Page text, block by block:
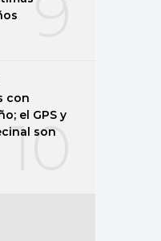
10
con
el GPS y
son